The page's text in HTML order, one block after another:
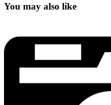
You may also like